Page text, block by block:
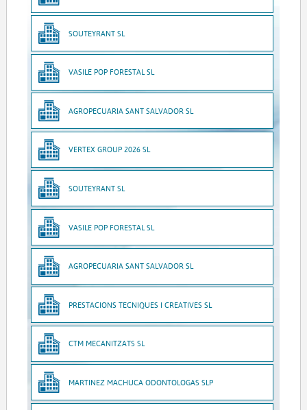
SOUTEYRANT SL
VASILE POP FORESTAL SL
AGROPECUARIA SANT SALVADOR SL
VERTEX GROUP 2026 SL
SOUTEYRANT SL
VASILE POP FORESTAL SL
AGROPECUARIA SANT SALVADOR SL
PRESTACIONS TECNIQUES I CREATIVES SL
CTM MECANITZATS SL
MARTINEZ MACHUCA ODONTOLOGAS SLP